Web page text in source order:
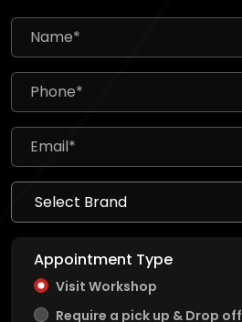
Appointment Type
Visit Workshop
Require a pick up & Drop off